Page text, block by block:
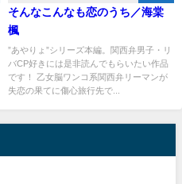
そんなこんなも恋のうち／海棠
楓
”あやりょ”シリーズ本編。関西弁男子・リ
バCP好きには是非読んでもらいたい作品
です！ 乙女脳ワンコ系関西弁リーマンが
失恋の果てに傷心旅行先で...